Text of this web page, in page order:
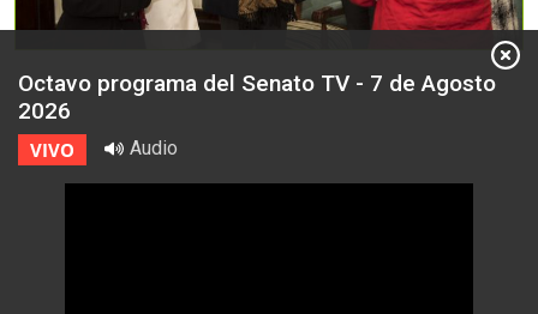
Octavo programa del Senato TV - 7 de Agosto
2026
VIVO Audio